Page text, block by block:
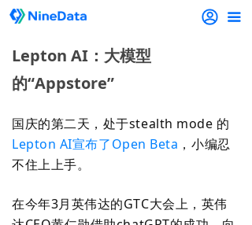
끀
Lepton AI：大模型
的“Appstore”
国庆的第二天，处于stealth mode 的
Lepton AI宣布了Open Beta ，小编忍
不住上上手。
在今年3月英伟达的GTC大会上，英伟